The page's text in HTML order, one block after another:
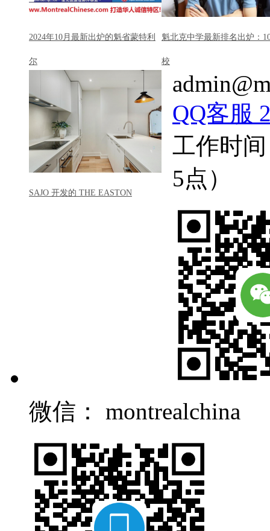
2024年10月最新出炉的魁省蒙特利
尔
魁北克中学最新排名出炉：
校
SAJO 开发的 THE EASTON
QQ客服
工作时
5点）
微信： montrealchina